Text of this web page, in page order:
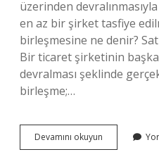
üzerinden
en az bir şirket tasfiye
birleşmesine ne denir?
Bir ticaret şirketinin
devralması şeklinde
birleşme;…
Devamını okuyun Birleşme
Nedir